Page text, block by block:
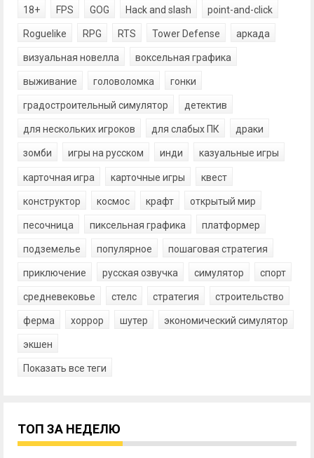
18+ FPS GOG Hack and slash point-and-click
Roguelike RPG RTS Tower Defense аркада
визуальная новелла воксельная графика
выживание головоломка гонки
градостроительный симулятор детектив
для нескольких игроков для слабых ПК драки
зомби игры на русском инди казуальные игры
карточная игра карточные игры квест
конструктор космос крафт открытый мир
песочница пиксельная графика платформер
подземелье популярное пошаговая стратегия
приключение русская озвучка симулятор спорт
средневековье стелс стратегия строительство
ферма хоррор шутер экономический симулятор
экшен
Показать все теги
ТОП ЗА НЕДЕЛЮ